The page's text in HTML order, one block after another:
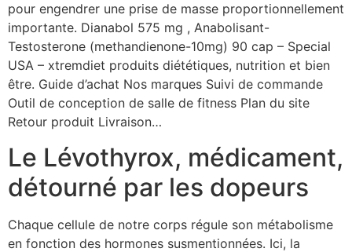
pour engendrer une prise de masse proportionnellement
importante. Dianabol 575 mg , Anabolisant-
Testosterone (methandienone-10mg) 90 cap – Special
USA – xtremdiet produits diététiques, nutrition et bien
être. Guide d’achat Nos marques Suivi de commande
Outil de conception de salle de fitness Plan du site
Retour produit Livraison…
Le Lévothyrox, médicament,
détourné par les dopeurs
Chaque cellule de notre corps régule son métabolisme
en fonction des hormones susmentionnées. Ici, la